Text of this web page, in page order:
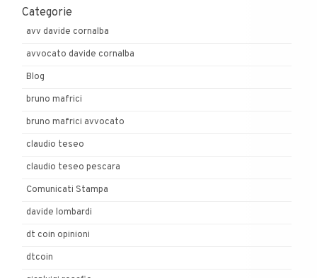
Categorie
avv davide cornalba
avvocato davide cornalba
Blog
bruno mafrici
bruno mafrici avvocato
claudio teseo
claudio teseo pescara
Comunicati Stampa
davide lombardi
dt coin opinioni
dtcoin